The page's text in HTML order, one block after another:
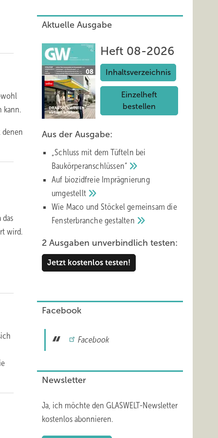
kann.
denen
wird.
Aktuelle Ausgabe
Heft 08-2026
Inhaltsverzeichnis
Einzelheft
bestellen
Aus der Ausgabe:
„Schluss mit d em Tüfteln bei
Baukörperanschlüssen“
Auf biozidfreie Imprägnierung
umgestellt
Wie Maco und Stöckel gemeinsam die
Fensterbranche gestalten
2 Ausgaben unverbindlich testen:
Jetzt kostenlos testen!
Facebook
Facebook
Newsletter
Ja, ich möchte den GLASWELT-Newsletter
kostenlos abonnieren.